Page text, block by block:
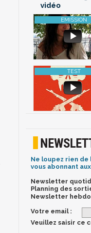
vidéo
Ne loupez rien
vous abonnant
Newsletter
Planning des
Newsletter
Votre email :
Veuillez saisir ce